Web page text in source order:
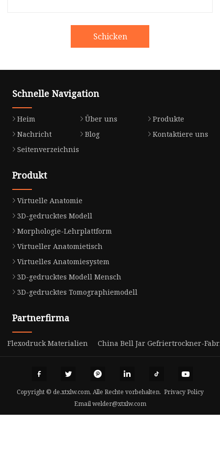
Schicken
Schnelle Navigation
Heim Über uns
Produkte
Nachricht
Blog
Kontaktiere uns
Seitenverzeichnis
Produkt
Virtuelle Anatomie
3D-gedrucktes Modell
Morphologie-Lehrplattform
Virtueller Anatomietisch
Virtuelles Anatomiesystem
3D-gedrucktes Modell Mensch
3D-gedrucktes Tomographiemodell
Partnerfirma
Flexodruck Materialien China Bell Jar Gefriertrockner-
Copyright © de.xtxlw.com, Alle Rechte vorbehalten. Privacy Policy
Emailwelder@xtxlw.com